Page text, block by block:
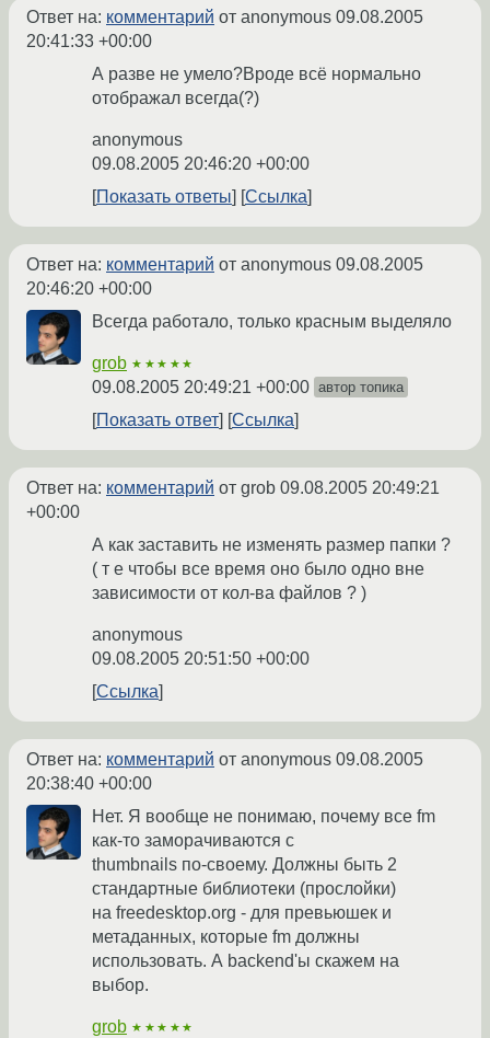
Ответ на: комментарий от anonymous 09.08.2005
20:41:33 +00:00
А разве не умело?Вроде всё нормально
отображал всегда(?)
anonymous
09.08.2005 20:46:20 +00:00
Показать ответы
Ссылка
Ответ на: комментарий от anonymous 09.08.2005
20:46:20 +00:00
Всегда работало, только красным выделяло
grob ★★★★★
09.08.2005 20:49:21 +00:00 автор топика
Показать ответ Ссылка
Ответ на: комментарий от grob 09.08.2005 20:49:21
+00:00
А как заставить не изменять размер папки ?
( т е чтобы все время оно было одно вне
зависимости от кол-ва файлов ? )
anonymous
09.08.2005 20:51:50 +00:00
Ссылка
Ответ на: комментарий от anonymous 09.08.2005
20:38:40 +00:00
Нет. Я вообще не понимаю, почему все fm
как-то заморачиваются с
thumbnails по-своему. Должны быть 2
стандартные библиотеки (прослойки)
на freedesktop.org - для превьюшек и
метаданных, которые fm должны
использовать. А backend'ы скажем на
выбор.
grob ★★★★★